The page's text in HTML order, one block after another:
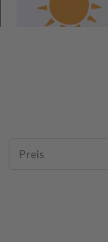
Preis